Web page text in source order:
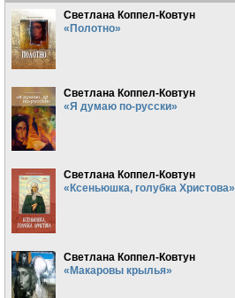
Светлана Коппел-Ковтун
«Полотно»
Светлана Коппел-Ковтун
«Я думаю по-русски»
Светлана Коппел-Ковтун
«Ксеньюшка, голубка Христова»
Светлана Коппел-Ковтун
«Макаровы крылья»